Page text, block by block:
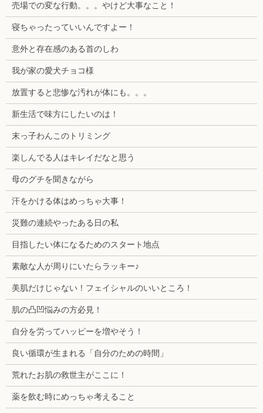
売場での変な行動。。。やけど大事なこと！
寝ちゃったっていいんですよー！
意外と存在感のある首のしわ
我が家の愛犬チョコ様
放置すると悲惨な汚れが体にも。。。
新生活で味方にしたいのは！
末っ子わんこのトリミング
楽しんでる人はキレイだなと思う
母のグチを聞きながら
汗をかける体はめっちゃ大事！
災難の連続やったある日の私
目指したい体になるためのスタート地点
素敵な人が周りにいたらラッキー♪
美肌だけじゃない！フェイシャルのいいところ！
肌の凸凹悩みの方必見！
自分を労ってハッピーを増やそう！
良い循環が生まれる「自分のための時間」
荒れたお肌の救世主がここに！
薬を飲む時にめっちゃ考えること